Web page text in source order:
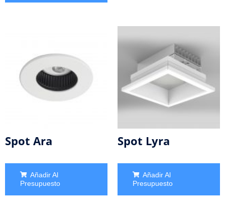
Spot Ara
Añadir Al
Presupuesto
Spot Lyra
Añadir Al
Presupuesto